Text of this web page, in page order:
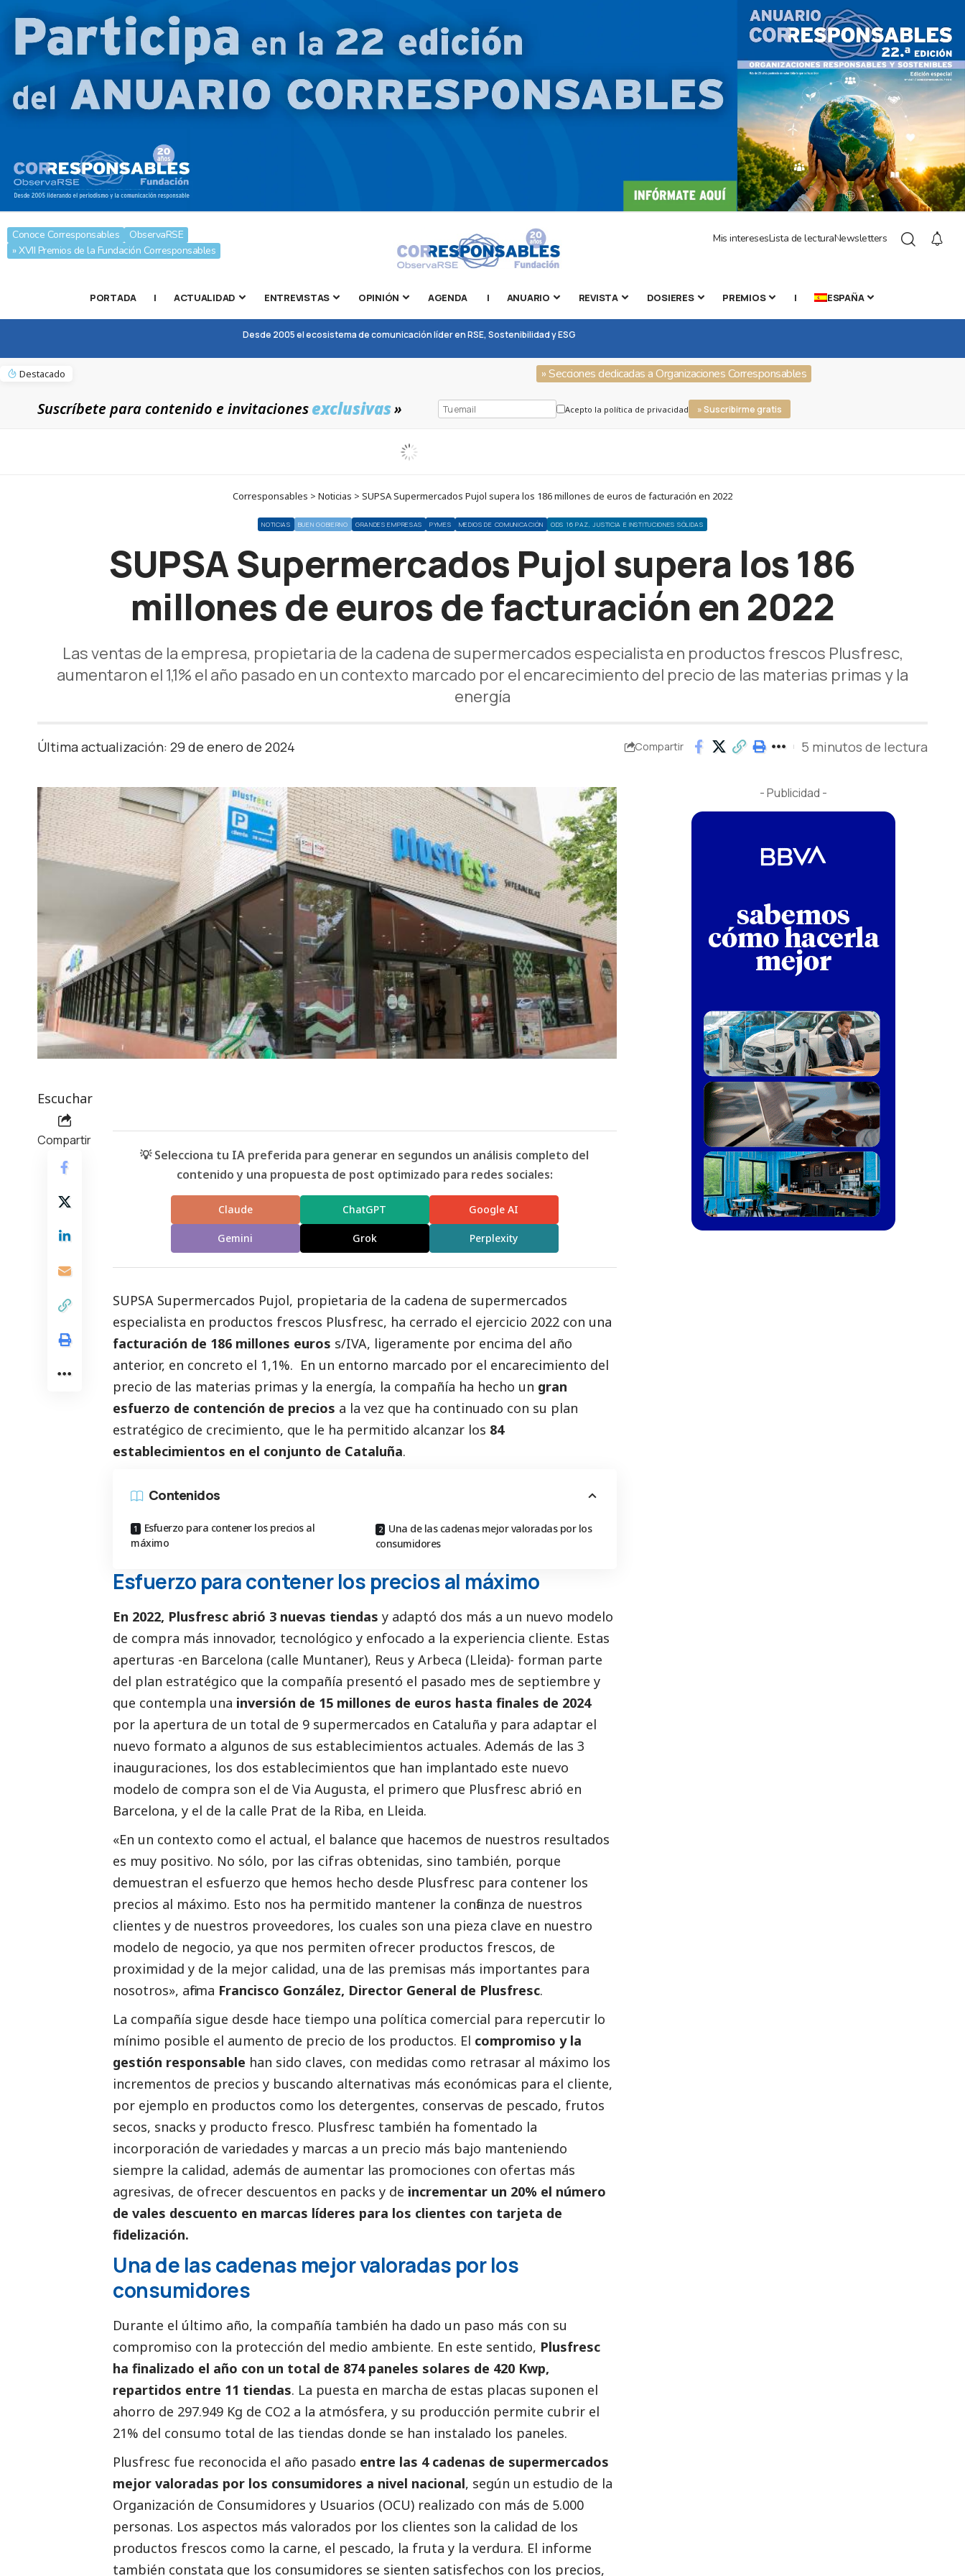
Conoce Corresponsables
ObservaRSE
» XVII Premios de la Fundación Corresponsables
Mis interesesLista de lecturaNewsletters
PORTADA | ACTUALIDAD ENTREVISTAS OPINIÓN AGENDA | ANUARIO REVISTA DOSIERES PREMIOS | ESPAÑA
Desde 2005 el ecosistema de comunicación líder en RSE, Sostenibilidad y ESG
Destacado » Secciones dedicadas a Organizaciones Corresponsables
Suscríbete para contenido e invitacionesexclusivas» Acepto la política de privacidad » Suscribirme gratis
Corresponsables > Noticias > SUPSA Supermercados Pujol supera los 186 millones de euros de facturación en 2022
NOTICIAS BUEN GOBIERNO GRANDES EMPRESAS PYMES MEDIOS DE COMUNICACIÓN ODS 16 PAZ, JUSTICIA E INSTITUCIONES SÓLIDAS
SUPSA Supermercados Pujol supera los 186
millones de euros de facturación en 2022
Las ventas de la empresa, propietaria de la cadena de supermercados especialista en productos frescos Plusfresc,
aumentaron el 1,1% el año pasado en un contexto marcado por el encarecimiento del precio de las materias primas y la
energía
Última actualización: 29 de enero de 2024 Compartir 5 minutos de lectura
Escuchar
Compartir
💡 Selecciona tu IA preferida para generar en segundos un análisis completo del
contenido y una propuesta de post optimizado para redes sociales:
Claude ChatGPT Google AI
Gemini Grok Perplexity
SUPSA Supermercados Pujol, propietaria de la cadena de supermercados
especialista en productos frescos Plusfresc, ha cerrado el ejercicio 2022 con una
facturación de 186 millones euros s/IVA, ligeramente por encima del año
anterior, en concreto el 1,1%. En un entorno marcado por el encarecimiento del
precio de las materias primas y la energía, la compañía ha hecho un gran
esfuerzo de contención de precios a la vez que ha continuado con su plan
estratégico de crecimiento, que le ha permitido alcanzar los 84
establecimientos en el conjunto de Cataluña.
Contenidos
Esfuerzo para contener los precios al
máximo
Una de las cadenas mejor valoradas por los
consumidores
Esfuerzo para contener los precios al máximo
En 2022, Plusfresc abrió 3 nuevas tiendas y adaptó dos más a un nuevo modelo
de compra más innovador, tecnológico y enfocado a la experiencia cliente. Estas
aperturas -en Barcelona (calle Muntaner), Reus y Arbeca (Lleida)- forman parte
del plan estratégico que la compañía presentó el pasado mes de septiembre y
que contempla una inversión de 15 millones de euros hasta finales de 2024
por la apertura de un total de 9 supermercados en Cataluña y para adaptar el
nuevo formato a algunos de sus establecimientos actuales. Además de las 3
inauguraciones, los dos establecimientos que han implantado este nuevo
modelo de compra son el de Via Augusta, el primero que Plusfresc abrió en
Barcelona, y el de la calle Prat de la Riba, en Lleida.
«En un contexto como el actual, el balance que hacemos de nuestros resultados
es muy positivo. No sólo, por las cifras obtenidas, sino también, porque
demuestran el esfuerzo que hemos hecho desde Plusfresc para contener los
precios al máximo. Esto nos ha permitido mantener la confianza de nuestros
clientes y de nuestros proveedores, los cuales son una pieza clave en nuestro
modelo de negocio, ya que nos permiten ofrecer productos frescos, de
proximidad y de la mejor calidad, una de las premisas más importantes para
nosotros», afirma Francisco González, Director General de Plusfresc.
La compañía sigue desde hace tiempo una política comercial para repercutir lo
mínimo posible el aumento de precio de los productos. El compromiso y la
gestión responsable han sido claves, con medidas como retrasar al máximo los
incrementos de precios y buscando alternativas más económicas para el cliente,
por ejemplo en productos como los detergentes, conservas de pescado, frutos
secos, snacks y producto fresco. Plusfresc también ha fomentado la
incorporación de variedades y marcas a un precio más bajo manteniendo
siempre la calidad, además de aumentar las promociones con ofertas más
agresivas, de ofrecer descuentos en packs y de incrementar un 20% el número
de vales descuento en marcas líderes para los clientes con tarjeta de
fidelización.
Una de las cadenas mejor valoradas por los
consumidores
Durante el último año, la compañía también ha dado un paso más con su
compromiso con la protección del medio ambiente. En este sentido, Plusfresc
ha finalizado el año con un total de 874 paneles solares de 420 Kwp,
repartidos entre 11 tiendas. La puesta en marcha de estas placas suponen el
ahorro de 297.949 Kg de CO2 a la atmósfera, y su producción permite cubrir el
21% del consumo total de las tiendas donde se han instalado los paneles.
Plusfresc fue reconocida el año pasado entre las 4 cadenas de supermercados
mejor valoradas por los consumidores a nivel nacional, según un estudio de la
Organización de Consumidores y Usuarios (OCU) realizado con más de 5.000
personas. Los aspectos más valorados por los clientes son la calidad de los
productos frescos como la carne, el pescado, la fruta y la verdura. El informe
también constata que los consumidores se sienten satisfechos con los precios,
- Publicidad -